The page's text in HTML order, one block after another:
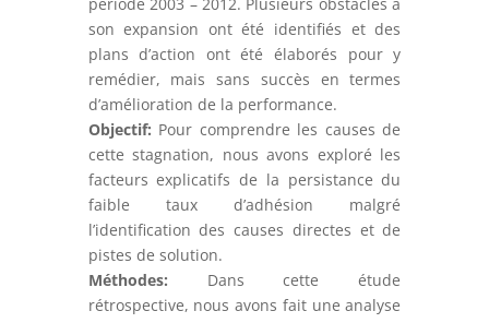
son expansion ont été identifiés et des
plans d’action ont été élaborés pour y
remédier, mais sans succès en termes
d’amélioration de la performance.
Objectif: Pour comprendre les causes de
cette stagnation, nous avons exploré les
facteurs explicatifs de la persistance du
faible taux d’adhésion malgré
l’identification des causes directes et de
pistes de solution.
Méthodes: Dans cette étude
rétrospective, nous avons fait une analyse